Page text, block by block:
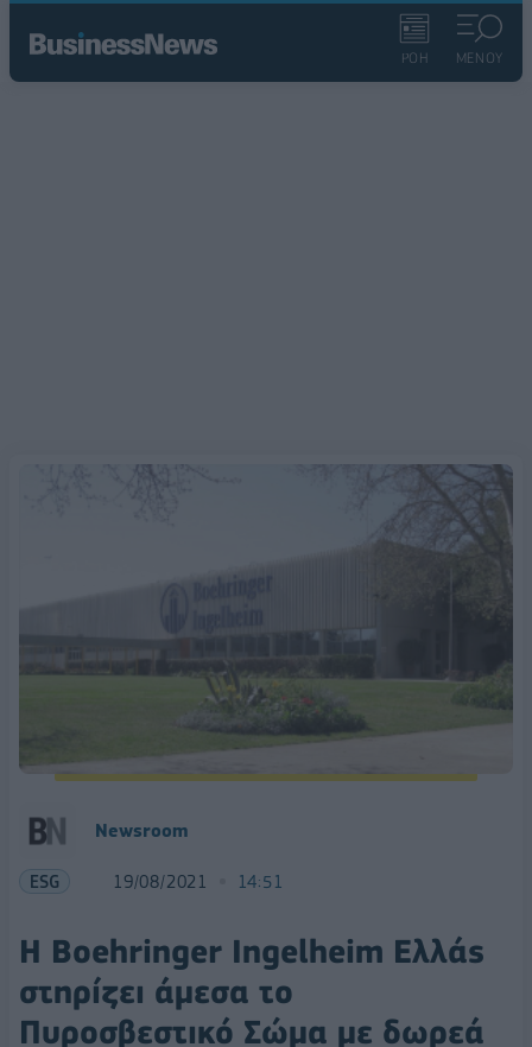
ΡΟΗ ΜΕΝΟΥ
Newsroom
ESG 19/08/2021 14:51
Η Boehringer Ingelheim Ελλάς
στηρίζει άμεσα το
Πυροσβεστικό Σώμα με δωρεά